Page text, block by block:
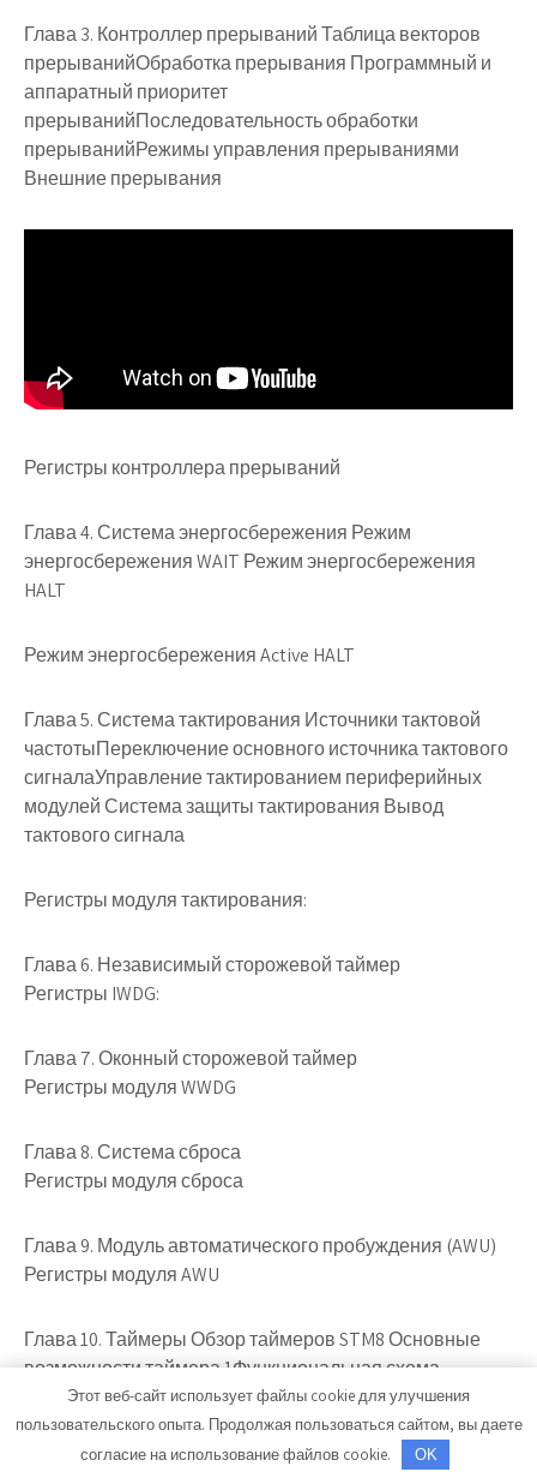
Глава 3. Контроллер прерыванийТаблица векторов
прерыванийОбработка прерывания Программный и
аппаратный приоритет
прерыванийПоследовательность обработки
прерыванийРежимы управления прерываниями
Внешние прерывания
Регистры контроллера прерываний
Глава 4. Система энергосбережения Режим
энергосбережения WAIT Режим энергосбережения
HALT
Режим энергосбережения Active HALT
Глава 5. Система тактирования Источники тактовой
частотыПереключение основного источника тактового
сигналаУправление тактированием периферийных
модулей Система защиты тактирования Вывод
тактового сигнала
Регистры модуля тактирования:
Глава 6. Независимый сторожевой таймер
Регистры IWDG:
Глава 7. Оконный сторожевой таймер
Регистры модуля WWDG
Глава 8. Система сброса
Регистры модуля сброса
Глава 9. Модуль автоматического пробуждения (AWU)
Регистры модуля AWU
Глава 10. ТаймерыОбзор таймеров STM8 Основные
возможности таймера 1Функциональная схема
таймера 1Формирователь временных
интерваловРежимы счетаСчетчик
повторенийВзаимодействие между таймерамиКаналы
Этот веб-сайт использует файлы cookie для улучшения
пользовательского опыта. Продолжая пользоваться сайтом, вы даете
согласие на использование файлов cookie.
OK